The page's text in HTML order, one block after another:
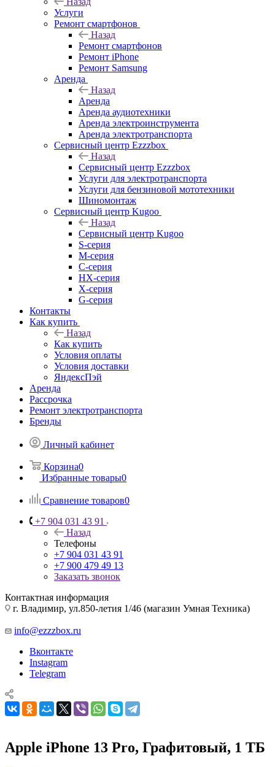
Услуги
Ремонт смартфонов
Назад
Ремонт смартфонов
Ремонт iPhone
Ремонт Samsung
Аренда
Назад
Аренда
Аренда аудиотехники
Аренда электроинструмента
Аренда электротранспорта
Сервисный центр Ezzzbox
Назад
Сервисный центр Ezzzbox
Услуги для электротранспорта
Услуги для бензиновой мототехники
Шиномонтаж
Сервисный центр Kugoo
Назад
Сервисный центр Kugoo
S-cерия
M-серия
С-серия
HX-серия
X-серия
G-серия
Контакты
Как купить
Назад
Как купить
Условия оплаты
Условия доставки
ЯндексПэй
Аренда
Рассрочка
Ремонт электротранспорта
Бренды
Личный кабинет
Корзина0
Избранные товары0
Сравнение товаров0
+7 904 031 43 91
Назад
Телефоны
+7 904 031 43 91
+7 900 479 49 13
Заказать звонок
Контактная информация
г. Владимир, ул.850-летия 1/46 (магазин Умная Техника)
info@ezzzbox.ru
Вконтакте
Instagram
Telegram
Apple iPhone 13 Pro, Графитовый, 1 ТБ